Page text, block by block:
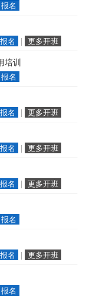
报名
报名 | 更多开班
培训
报名
报名 | 更多开班
报名 | 更多开班
报名 | 更多开班
报名
报名 | 更多开班
报名